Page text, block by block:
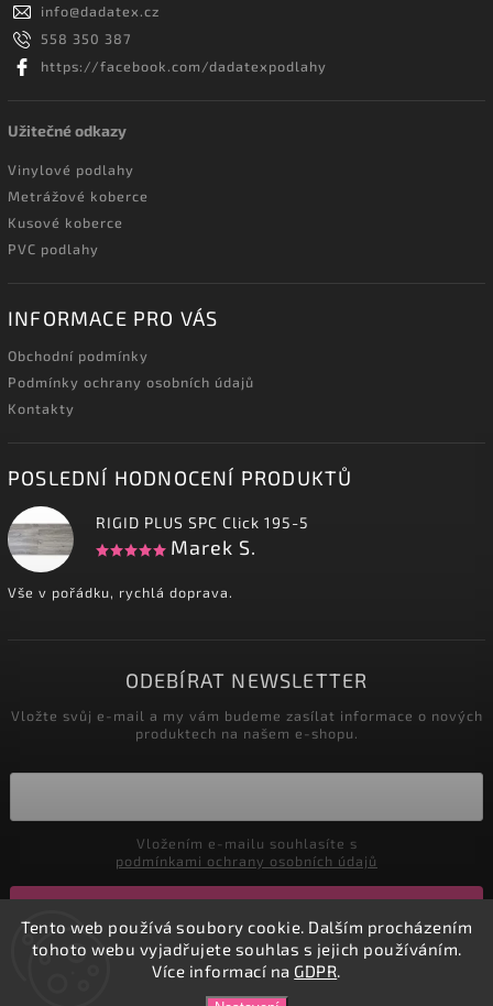
Tento web používá soubory cookie. Dalším procházením
tohoto webu vyjadřujete souhlas s jejich používáním.
Více informací na GDPR.
info@dadatex.cz
558 350 387
https://facebook.com/dadatexpodlahy
Užitečné odkazy
Vinylové podlahy
Metrážové koberce
Kusové koberce
PVC podlahy
INFORMACE PRO VÁS
Obchodní podmínky
Podmínky ochrany osobních údajů
Kontakty
POSLEDNÍ HODNOCENÍ PRODUKTŮ
RIGID PLUS SPC Click 195-5
Marek S.
Vše v pořádku, rychlá doprava.
ODEBÍRAT NEWSLETTER
Vložte svůj e-mail a my vám budeme zasílat informace o nových
produktech na našem e-shopu.
podmínkami ochrany osobních údajů
DADATEX E-shop. Všechna práva vyhrazena.